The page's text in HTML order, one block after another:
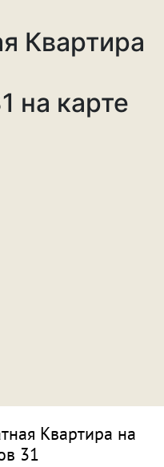
Квартира
на карте
Квартира на
31